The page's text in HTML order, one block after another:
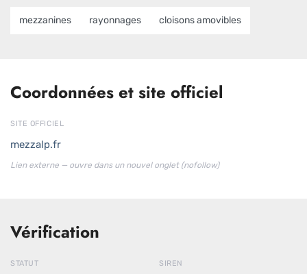
mezzanines rayonnages cloisons amovibles
Coordonnées et site officiel
SITE OFFICIEL
mezzalp.fr
Lien externe — ouvre dans un nouvel onglet (nofollow)
Vérification
STATUT SIREN